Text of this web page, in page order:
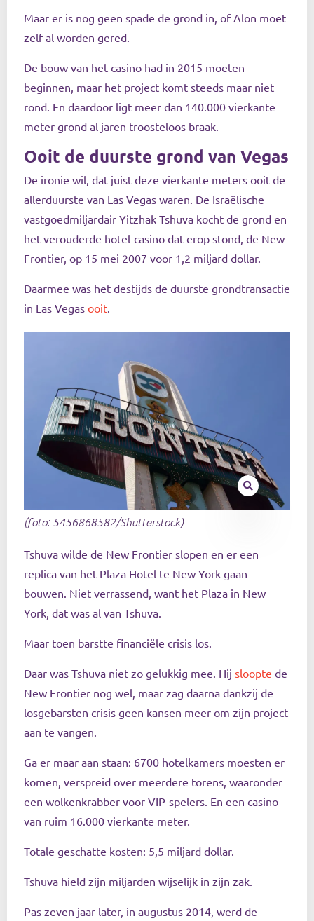
Maar er is nog geen spade de grond in, of Alon moet
zelf al worden gered.
De bouw van het casino had in 2015 moeten
beginnen, maar het project komt steeds maar niet
rond. En daardoor ligt meer dan 140.000 vierkante
meter grond al jaren troosteloos braak.
Ooit de duurste grond van Vegas
De ironie wil, dat juist deze vierkante meters ooit de
allerduurste van Las Vegas waren. De Israëlische
vastgoedmiljardair Yitzhak Tshuva kocht de grond en
het verouderde hotel-casino dat erop stond, de New
Frontier, op 15 mei 2007 voor 1,2 miljard dollar.
Daarmee was het destijds de duurste grondtransactie
in Las Vegas ooit.
(foto: 5456868582/Shutterstock)
Tshuva wilde de New Frontier slopen en er een
replica van het Plaza Hotel te New York gaan
bouwen. Niet verrassend, want het Plaza in New
York, dat was al van Tshuva.
Maar toen barstte financiële crisis los.
Daar was Tshuva niet zo gelukkig mee. Hij sloopte de
New Frontier nog wel, maar zag daarna dankzij de
losgebarsten crisis geen kansen meer om zijn project
aan te vangen.
Ga er maar aan staan: 6700 hotelkamers moesten er
komen, verspreid over meerdere torens, waaronder
een wolkenkrabber voor VIP-spelers. En een casino
van ruim 16.000 vierkante meter.
Totale geschatte kosten: 5,5 miljard dollar.
Tshuva hield zijn miljarden wijselijk in zijn zak.
Pas zeven jaar later, in augustus 2014, werd de